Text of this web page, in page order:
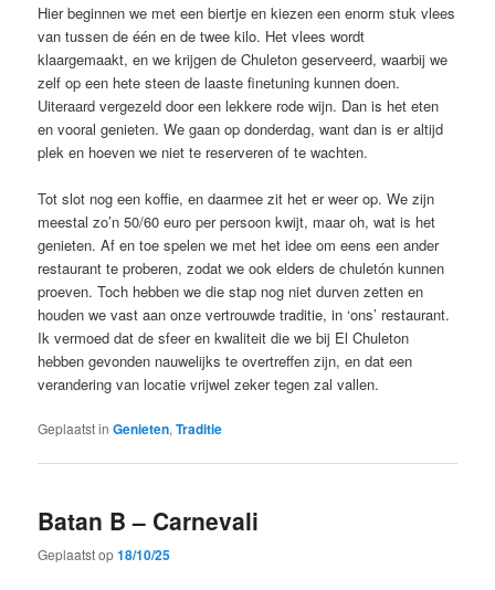
Hier beginnen we met een biertje en kiezen een enorm stuk vlees
van tussen de één en de twee kilo. Het vlees wordt
klaargemaakt, en we krijgen de Chuleton geserveerd, waarbij we
zelf op een hete steen de laaste finetuning kunnen doen.
Uiteraard vergezeld door een lekkere rode wijn. Dan is het eten
en vooral genieten. We gaan op donderdag, want dan is er altijd
plek en hoeven we niet te reserveren of te wachten.
Tot slot nog een koffie, en daarmee zit het er weer op. We zijn
meestal zo’n 50/60 euro per persoon kwijt, maar oh, wat is het
genieten. Af en toe spelen we met het idee om eens een ander
restaurant te proberen, zodat we ook elders de chuletón kunnen
proeven. Toch hebben we die stap nog niet durven zetten en
houden we vast aan onze vertrouwde traditie, in ‘ons’ restaurant.
Ik vermoed dat de sfeer en kwaliteit die we bij El Chuleton
hebben gevonden nauwelijks te overtreffen zijn, en dat een
verandering van locatie vrijwel zeker tegen zal vallen.
Geplaatst in Genieten,Traditie
Batan B – Carnevali
Geplaatst op18/10/25